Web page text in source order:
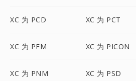
XC 为 PCD XC 为 PCT
XC 为 PFM XC 为 PICON
XC 为 PNM XC 为 PSD